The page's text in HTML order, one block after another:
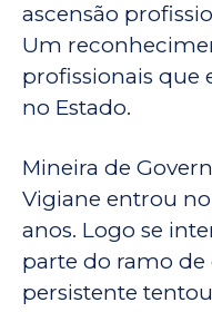
ascensão
Um
profissionais que
no Estado.
Mineira de
Vigiane entrou
anos. Logo se
parte do ramo de
persistente